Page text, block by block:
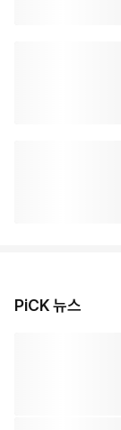
PiCK 뉴스